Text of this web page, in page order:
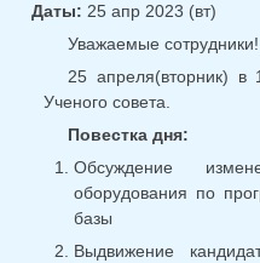
Даты: 25 апр 2023 (вт)
Уважаемые сотрудники!
25 апреля(вторник) в
Ученого совета.
Повестка дня:
Обсуждение
оборудования по
базы
Выдвижение